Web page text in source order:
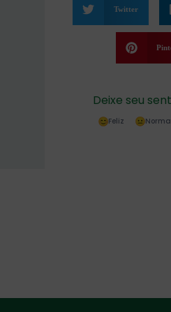
Twitter
Deixe seu
Feliz